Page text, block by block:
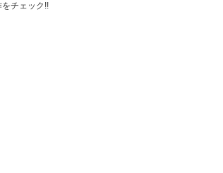
をチェック!!